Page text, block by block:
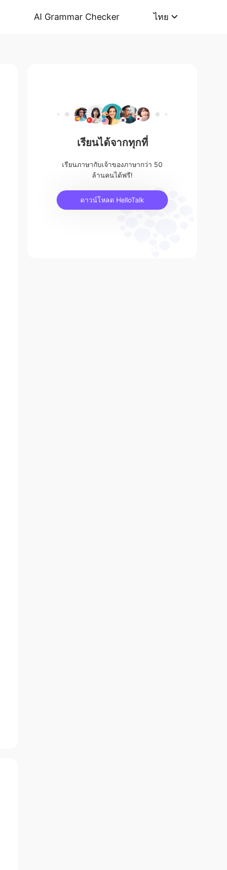
AI Grammar Checker ไทย
เรียนได้จากทุกที่
เรียนภาษากับเจ้าของภาษากว่า 50
ล้านคนได้ฟรี!
ดาวน์โหลด HelloTalk